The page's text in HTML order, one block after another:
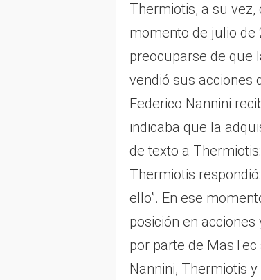
Thermiotis, a su
momento de julio de
preocuparse de que
vendió sus acciones
Federico Nannini
indicaba que la
de texto a
Thermiotis
ello”. En ese
posición en acciones
por parte de
Nannini, Thermiotis